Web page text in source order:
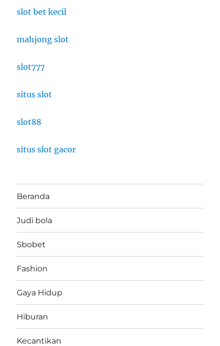
slot bet kecil
mahjong slot
slot777
situs slot
slot88
situs slot gacor
Beranda
Judi bola
Sbobet
Fashion
Gaya Hidup
Hiburan
Kecantikan